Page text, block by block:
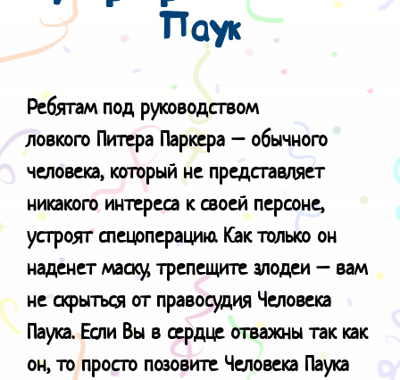
Паук
Ребятам под руководством
ловкого Питера Паркера – обычного
человека, который не представляет
никакого интереса к своей персоне,
устроят спецоперацию. Как только он
наденет маску, трепещите злодеи – вам
не скрыться от правосудия Человека
Паука. Если Вы в сердце отважны так как
он, то просто позовите Человека Паука